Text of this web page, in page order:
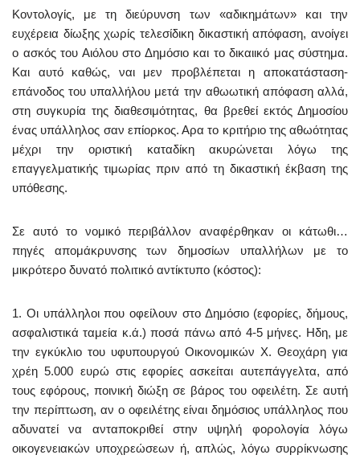
Κοντολογίς, με τη διεύρυνση των «αδικημάτων» και την
ευχέρεια δίωξης χωρίς τελεσίδικη δικαστική απόφαση, ανοίγει
ο ασκός του Αιόλου στο Δημόσιο και το δικαιικό μας σύστημα.
Και αυτό καθώς, ναι μεν προβλέπεται η αποκατάσταση-
επάνοδος του υπαλλήλου μετά την αθωωτική απόφαση αλλά,
στη συγκυρία της διαθεσιμότητας, θα βρεθεί εκτός Δημοσίου
ένας υπάλληλος σαν επίορκος. Αρα το κριτήριο της αθωότητας
μέχρι την οριστική καταδίκη ακυρώνεται λόγω της
επαγγελματικής τιμωρίας πριν από τη δικαστική έκβαση της
υπόθεσης.
Σε αυτό το νομικό περιβάλλον αναφέρθηκαν οι κάτωθι…
πηγές απομάκρυνσης των δημοσίων υπαλλήλων με το
μικρότερο δυνατό πολιτικό αντίκτυπο (κόστος):
1. Οι υπάλληλοι που οφείλουν στο Δημόσιο (εφορίες, δήμους,
ασφαλιστικά ταμεία κ.ά.) ποσά πάνω από 4-5 μήνες. Ηδη, με
την εγκύκλιο του υφυπουργού Οικονομικών Χ. Θεοχάρη για
χρέη 5.000 ευρώ στις εφορίες ασκείται αυτεπάγγελτα, από
τους εφόρους, ποινική διώξη σε βάρος του οφειλέτη. Σε αυτή
την περίπτωση, αν ο οφειλέτης είναι δημόσιος υπάλληλος που
αδυνατεί να ανταποκριθεί στην υψηλή φορολογία λόγω
οικογενειακών υποχρεώσεων ή, απλώς, λόγω συρρίκνωσης